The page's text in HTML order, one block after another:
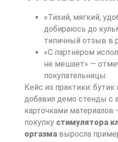
«Тихий, мягкий,
добираюсь до
типичный отзыв в
«С партнёром
не мешает» —
покупательницы.
Кейс из практики:
добавил демо стенды с
карточками материалов
покупку стимулятора
оргазма выросла